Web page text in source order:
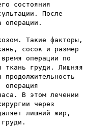
состояния
После
операции.
Такие факторы,
сосок и размер
операции по
ткань груди. Лишняя
операция
В этом лечении
через
лишний жир,